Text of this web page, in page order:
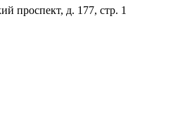
проспект, д. 177, стр. 1